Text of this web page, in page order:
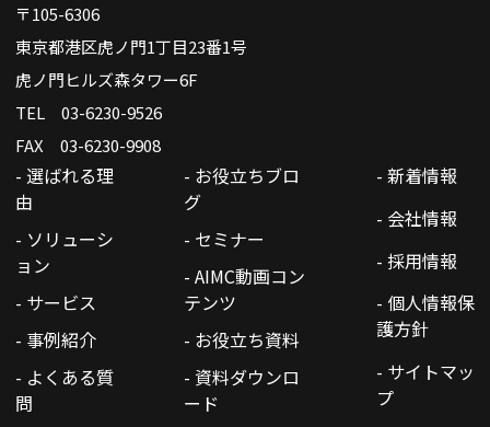
〒105-6306
東京都港区虎ノ門1丁目23番1号
虎ノ門ヒルズ森タワー6F
TEL 03-6230-9526
FAX 03-6230-9908
- 選ばれる理
由
- ソリューシ
ョン
- サービス
- 事例紹介
- よくある質
問
- お役立ちブロ
グ
- セミナー
- AIMC動画コン
テンツ
- お役立ち資料
- 資料ダウンロ
ード
- 新着情報
- 会社情報
- 採用情報
- 個人情報保
護方針
- サイトマッ
プ